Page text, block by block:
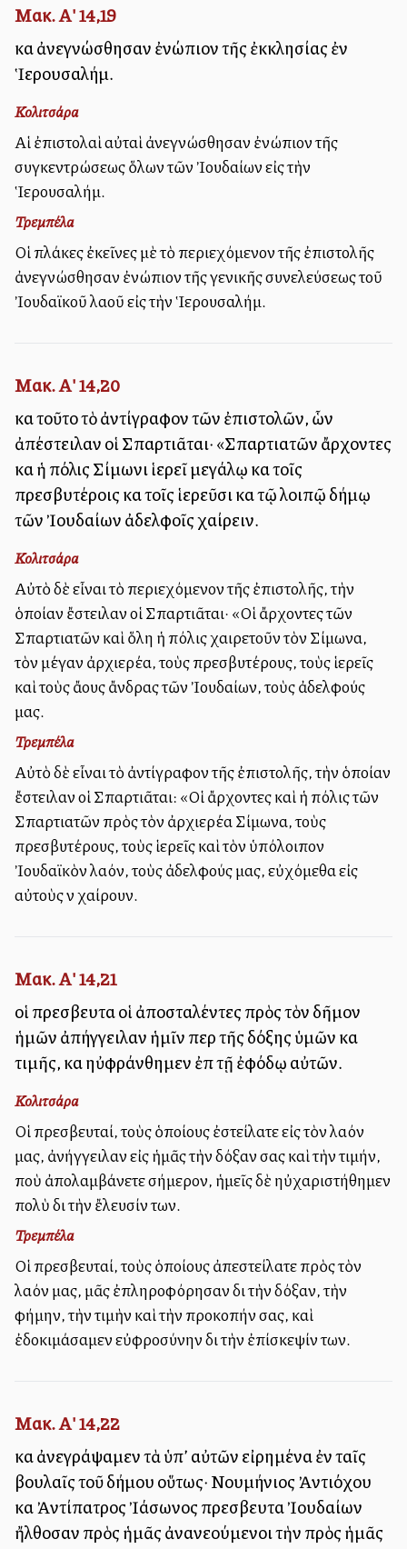
Μακ. Α' 14,19
καὶ ἀνεγνώσθησαν ἐνώπιον τῆς ἐκκλησίας ἐν
Ἱερουσαλήμ.
Κολιτσάρα
Αἱ ἐπιστολαὶ αὐταὶ ἀνεγνώσθησαν ἐνώπιον τῆς
συγκεντρώσεως ὅλων τῶν Ἰουδαίων εἰς τὴν
Ἱερουσαλήμ.
Τρεμπέλα
Οἱ πλάκες ἐκεῖνες μὲ τὸ περιεχόμενον τῆς ἐπιστολῆς
ἀνεγνώσθησαν ἐνώπιον τῆς γενικῆς συνελεύσεως τοῦ
Ἰουδαϊκοῦ λαοῦ εἰς τὴν Ἱερουσαλήμ.
Μακ. Α' 14,20
καὶ τοῦτο τὸ ἀντίγραφον τῶν ἐπιστολῶν, ὧν
ἀπέστειλαν οἱ Σπαρτιᾶται· «Σπαρτιατῶν ἄρχοντες
καὶ ἡ πόλις Σίμωνι ἱερεῖ μεγάλῳ καὶ τοῖς
πρεσβυτέροις καὶ τοῖς ἱερεῦσι καὶ τῷ λοιπῷ δήμῳ
τῶν Ἰουδαίων ἀδελφοῖς χαίρειν.
Κολιτσάρα
Αὐτὸ δὲ εἶναι τὸ περιεχόμενον τῆς ἐπιστολῆς, τὴν
ὁποίαν ἔστειλαν οἱ Σπαρτιᾶται· «Οἱ ἄρχοντες τῶν
Σπαρτιατῶν καὶ ὅλη ἡ πόλις χαιρετοῦν τὸν Σίμωνα,
τὸν μέγαν ἀρχιερέα, τοὺς πρεσβυτέρους, τοὺς ἱερεῖς
καὶ τοὺς ἄλλους ἄνδρας τῶν Ἰουδαίων, τοὺς ἀδελφούς
μας.
Τρεμπέλα
Αὐτὸ δὲ εἶναι τὸ ἀντίγραφον τῆς ἐπιστολῆς, τὴν ὁποίαν
ἔστειλαν οἱ Σπαρτιᾶται: «Οἱ ἄρχοντες καὶ ἡ πόλις τῶν
Σπαρτιατῶν πρὸς τὸν ἀρχιερέα Σίμωνα, τοὺς
πρεσβυτέρους, τοὺς ἱερεῖς καὶ τὸν ὑπόλοιπον
Ἰουδαϊκὸν λαόν, τοὺς ἀδελφούς μας, εὐχόμεθα εἰς
αὐτοὺς νὰ χαίρουν.
Μακ. Α' 14,21
οἱ πρεσβευταὶ οἱ ἀποσταλέντες πρὸς τὸν δῆμον
ἡμῶν ἀπήγγειλαν ἡμῖν περὶ τῆς δόξης ὑμῶν καὶ
τιμῆς, καὶ ηὐφράνθημεν ἐπὶ τῇ ἐφόδῳ αὐτῶν.
Κολιτσάρα
Οἱ πρεσβευταί, τοὺς ὁποίους ἐστείλατε εἰς τὸν λαόν
μας, ἀνήγγειλαν εἰς ἡμᾶς τὴν δόξαν σας καὶ τὴν τιμήν,
ποὺ ἀπολαμβάνετε σήμερον, ἡμεῖς δὲ ηὐχαριστήθημεν
πολὺ διὰ τὴν ἔλευσίν των.
Τρεμπέλα
Οἱ πρεσβευταί, τοὺς ὁποίους ἀπεστείλατε πρὸς τὸν
λαόν μας, μᾶς ἐπληροφόρησαν διὰ τὴν δόξαν, τὴν
φήμην, τὴν τιμὴν καὶ τὴν προκοπήν σας, καὶ
ἐδοκιμάσαμεν εὐφροσύνην διὰ τὴν ἐπίσκεψίν των.
Μακ. Α' 14,22
καὶ ἀνεγράψαμεν τὰ ὑπ’ αὐτῶν εἰρημένα ἐν ταῖς
βουλαῖς τοῦ δήμου οὕτως· Νουμήνιος Ἀντιόχου
καὶ Ἀντίπατρος Ἰάσωνος πρεσβευταὶ Ἰουδαίων
ἤλθοσαν πρὸς ἡμᾶς ἀνανεούμενοι τὴν πρὸς ἡμᾶς